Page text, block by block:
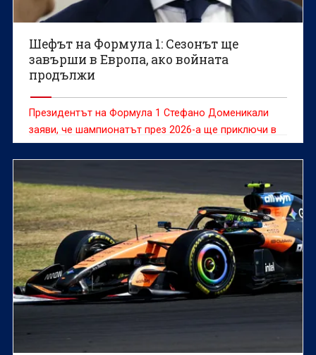
Шефът на Формула 1: Сезонът ще
завърши в Европа, ако войната
продължи
Президентът на Формула 1 Стефано Доменикали
заяви, че шампионатът през 2026-a ще приключи в
Европа, ако конфликтът в Близкия изток направи
невъзможно провеждането на състезанията в